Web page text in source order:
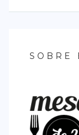
SOBRE